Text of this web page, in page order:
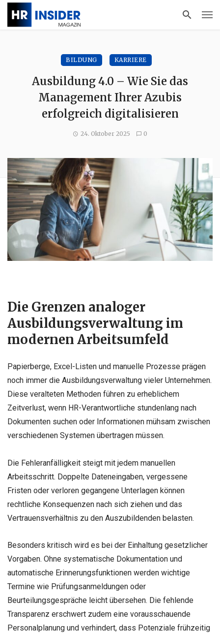
BILDUNG KARRIERE
Ausbildung 4.0 – Wie Sie das
Management Ihrer Azubis
erfolgreich digitalisieren
24. Oktober 2025 0
Die Grenzen analoger
Ausbildungsverwaltung im
modernen Arbeitsumfeld
Papierberge, Excel-Listen und manuelle Prozesse prägen
noch immer die Ausbildungsverwaltung vieler Unternehmen.
Diese veralteten Methoden führen zu erheblichem
Zeitverlust, wenn HR-Verantwortliche stundenlang nach
Dokumenten suchen oder Informationen mühsam zwischen
verschiedenen Systemen übertragen müssen.
Die Fehleranfälligkeit steigt mit jedem manuellen
Arbeitsschritt. Doppelte Dateneingaben, vergessene
Fristen oder verloren gegangene Unterlagen können
rechtliche Konsequenzen nach sich ziehen und das
Vertrauensverhältnis zu den Auszubildenden belasten.
Besonders kritisch wird es bei der Einhaltung gesetzlicher
Vorgaben. Ohne systematische Dokumentation und
automatische Erinnerungsfunktionen werden wichtige
Termine wie Prüfungsanmeldungen oder
Beurteilungsgespräche leicht übersehen. Die fehlende
Transparenz erschwert zudem eine vorausschauende
Personalplanung und verhindert, dass Potenziale frühzeitig